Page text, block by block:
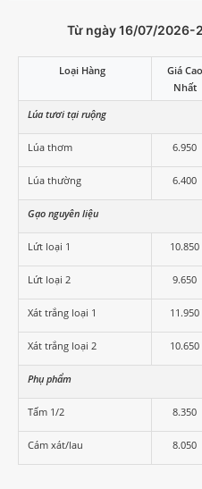
Từ ngày 16/07/
Loại Hàng
Giá Cao
Nhất
Lúa tươi tại ruộng
Lúa thơm 6.950
Lúa thường 6.400
Gạo nguyên liệu
Lứt loại 1 10.850
Lứt loại 2 9.650
Xát trắng loại 1 11.950
Xát trắng loại 2 10.650
Phụ phẩm
Tấm 1/2 8.350
Cám xát/lau 8.050